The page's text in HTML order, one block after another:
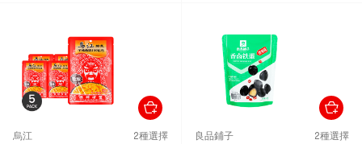
烏江 2種選擇 良品鋪子 2種選擇